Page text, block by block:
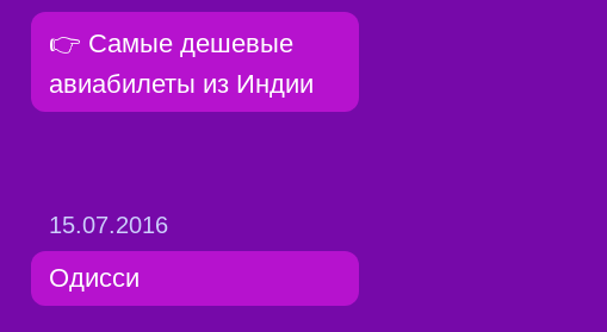
👉 Самые дешевые
авиабилеты из Индии
15.07.2016
Одисси